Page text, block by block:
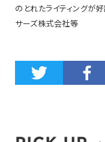
のとれたライティングが
サーズ株式会社等